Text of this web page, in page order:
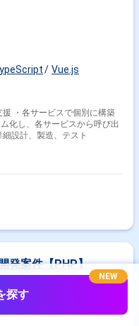
Vue.js
・各サービスで個別に構築
化し、各サービスから呼び出
設計、製造、テスト
発案件【PHP】
探す
NEW